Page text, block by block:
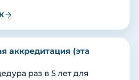
аккредитация (эта
раз в 5 лет для